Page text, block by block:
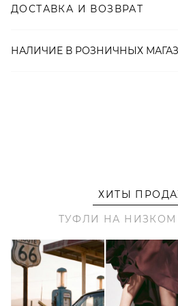
– Произведено по
ДОСТАВКА И ВОЗВРАТ
НАЛИЧИЕ В РОЗНИЧНЫХ
ХИТЫ
ТУФЛИ НА НИЗКОМ